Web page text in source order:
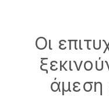
Οι
άμεση